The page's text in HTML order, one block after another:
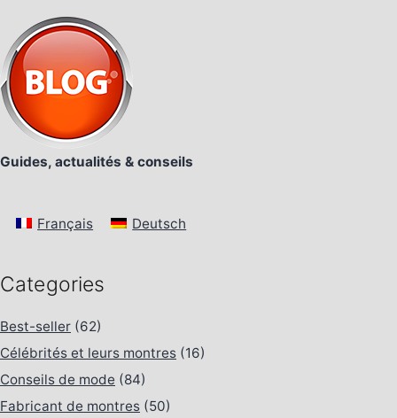
Guides, actualités & conseils
Français Deutsch
Categories
Best-seller (62)
Célébrités et leurs montres (16)
Conseils de mode (84)
Fabricant de montres (50)